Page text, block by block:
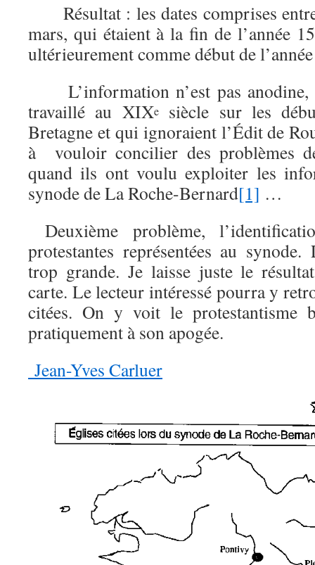
Résultat : les dates comprises
mars, qui étaient à la fin de l’année
ultérieurement comme début de
L’information n’est pas anodine,
travaillé au XIXesiècle sur les
Bretagne et qui ignoraient l’Édit de
à vouloir concilier des problèmes
quand ils ont voulu exploiter les
synode de La Roche-Bernard[1] …
Deuxième problème,
protestantes représentées au
trop grande. Je laisse juste le
carte. Le lecteur intéressé pourra y
citées. On y voit le protestantisme
pratiquement à son apogée.
Jean-Yves Carluer